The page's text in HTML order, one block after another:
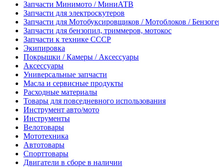
Запчасти Минимото / МиниАТВ
Запчасти для электроскутеров
Запчасти для Мотобуксировщиков / Мотоблоков /
Запчасти для бензопил, триммеров, мотокос
Запчасти к технике СССР
Экипировка
Покрышки / Камеры / Аксессуары
Аксессуары
Универсальные запчасти
Масла и сервисные продукты
Расходные материалы
Товары для повседневного использования
Инструмент авто/мото
Инструменты
Велотовары
Мототехника
Автотовары
Спорттовары
Двигатели в сборе в наличии